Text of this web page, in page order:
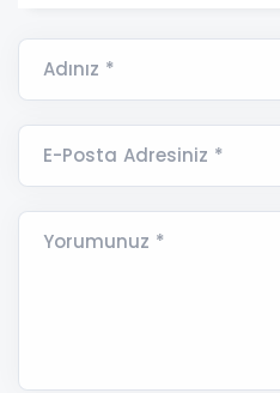
Adınız *
E-Posta Adresiniz *
Yorumunuz *